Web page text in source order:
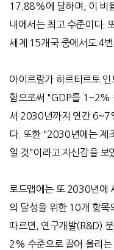
17.88%에 달하며, 이 비
내에서는 최고 수준이다.
세계 15개국 중에서도 4
아이르랑가 하르타르토
함으로써 "GDP를 1~2%
서 2030년까지 연간
다. 또한 "2030년에는 제
일 것"이라고 자신감을 보
로드맵에는 또 2030년에
의 달성을 위한 10개 항목
따르면, 연구개발(R&D)
2% 수준으로 끌어 올리는